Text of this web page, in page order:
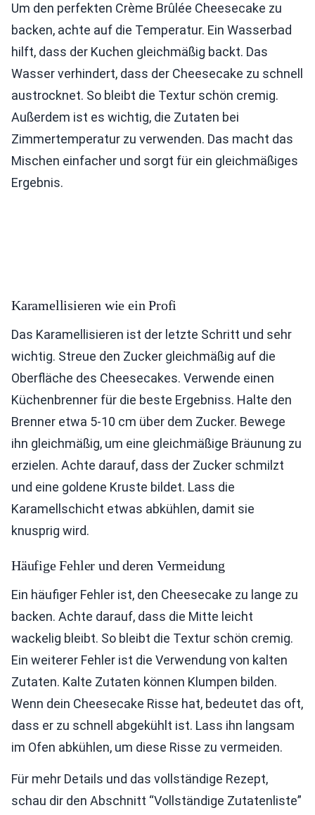
Um den perfekten Crème Brûlée Cheesecake zu
backen, achte auf die Temperatur. Ein Wasserbad
hilft, dass der Kuchen gleichmäßig backt. Das
Wasser verhindert, dass der Cheesecake zu schnell
austrocknet. So bleibt die Textur schön cremig.
Außerdem ist es wichtig, die Zutaten bei
Zimmertemperatur zu verwenden. Das macht das
Mischen einfacher und sorgt für ein gleichmäßiges
Ergebnis.
Karamellisieren wie ein Profi
Das Karamellisieren ist der letzte Schritt und sehr
wichtig. Streue den Zucker gleichmäßig auf die
Oberfläche des Cheesecakes. Verwende einen
Küchenbrenner für die beste Ergebniss. Halte den
Brenner etwa 5-10 cm über dem Zucker. Bewege
ihn gleichmäßig, um eine gleichmäßige Bräunung zu
erzielen. Achte darauf, dass der Zucker schmilzt
und eine goldene Kruste bildet. Lass die
Karamellschicht etwas abkühlen, damit sie
knusprig wird.
Häufige Fehler und deren Vermeidung
Ein häufiger Fehler ist, den Cheesecake zu lange zu
backen. Achte darauf, dass die Mitte leicht
wackelig bleibt. So bleibt die Textur schön cremig.
Ein weiterer Fehler ist die Verwendung von kalten
Zutaten. Kalte Zutaten können Klumpen bilden.
Wenn dein Cheesecake Risse hat, bedeutet das oft,
dass er zu schnell abgekühlt ist. Lass ihn langsam
im Ofen abkühlen, um diese Risse zu vermeiden.
Für mehr Details und das vollständige Rezept,
schau dir den Abschnitt “Vollständige Zutatenliste”